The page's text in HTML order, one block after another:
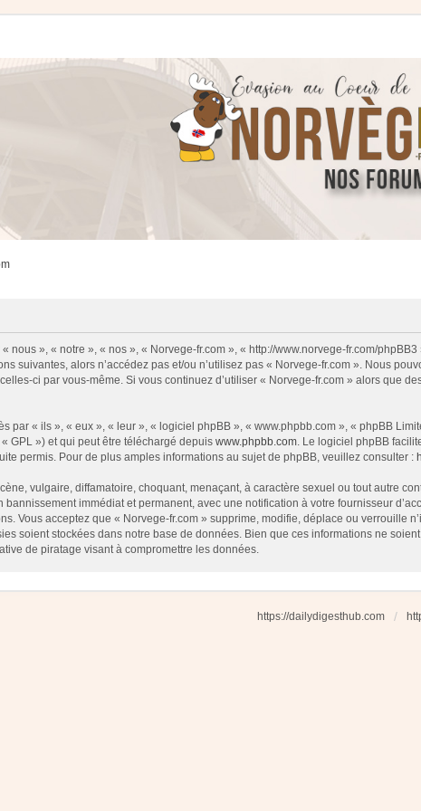
nous », « notre », « nos », « Norvege-fr.com », « http://www.norvege-fr.com/
suivantes, alors n’accédez pas et/ou n’utilisez pas « Norvege-fr.com ». Nous
ci par vous-même. Si vous continuez d’utiliser « Norvege-fr.com » alors que
par « ils », « eux », « leur », « logiciel phpBB », « www.phpbb.com », « phpBB
GPL ») et qui peut être téléchargé depuis www.phpbb.com. Le logiciel phpBB
permis. Pour de plus amples informations au sujet de phpBB, veuillez consulter :
vulgaire, diffamatoire, choquant, menaçant, à caractère sexuel ou tout autre
immédiat et permanent, avec une notification à votre fournisseur
Vous acceptez que « Norvege-fr.com » supprime, modifie, déplace ou verrouille
soient stockées dans notre base de données. Bien que ces informations ne
de piratage visant à compromettre les données.
https://dailydigesthub.com